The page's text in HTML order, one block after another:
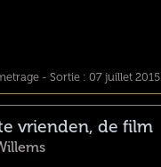
- Sortie : 07 juillet 2015
vrienden, de film